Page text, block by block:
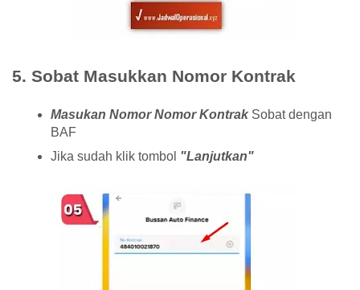
5. Sobat Masukkan Nomor Kontrak
Masukan Nomor Nomor KontrakSobat dengan
BAF
Jika sudah klik tombol "Lanjutkan"